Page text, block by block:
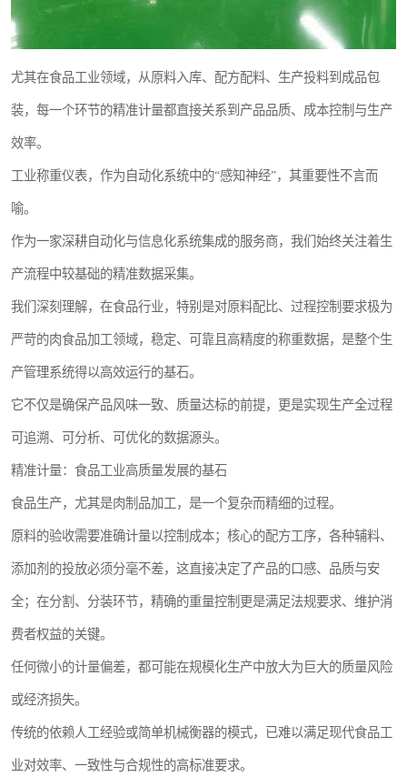
尤其在食品工业领域，从原料入库、配方配料、生产投料到成品包
装，每一个环节的精准计量都直接关系到产品品质、成本控制与生产
效率。
工业称重仪表，作为自动化系统中的“感知神经”，其重要性不言而
喻。
作为一家深耕自动化与信息化系统集成的服务商，我们始终关注着生
产流程中较基础的精准数据采集。
我们深刻理解，在食品行业，特别是对原料配比、过程控制要求极为
严苛的肉食品加工领域，稳定、可靠且高精度的称重数据，是整个生
产管理系统得以高效运行的基石。
它不仅是确保产品风味一致、质量达标的前提，更是实现生产全过程
可追溯、可分析、可优化的数据源头。
精准计量：食品工业高质量发展的基石
食品生产，尤其是肉制品加工，是一个复杂而精细的过程。
原料的验收需要准确计量以控制成本；核心的配方工序，各种辅料、
添加剂的投放必须分毫不差，这直接决定了产品的口感、品质与安
全；在分割、分装环节，精确的重量控制更是满足法规要求、维护消
费者权益的关键。
任何微小的计量偏差，都可能在规模化生产中放大为巨大的质量风险
或经济损失。
传统的依赖人工经验或简单机械衡器的模式，已难以满足现代食品工
业对效率、一致性与合规性的高标准要求。